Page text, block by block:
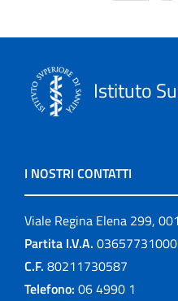
Istituto
I NOSTRI CONTATTI
Viale Regina Elena 299,
Partita I.V.A. 03657731000
C.F. 80211730587
Telefono: 06 4990 1